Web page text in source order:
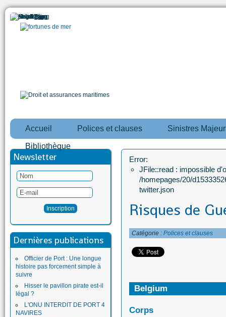
Accueil Polices et clauses Sinistres
Bibliothèque
Newsletter
Dernières publications
Officier de Port : Une longue
histoire pas forcement simple à
suivre
Hisser le pavillon pirate est-il
légal ?
L'ONU INTERDIT DE PORT 4
NAVIRES
Error:
JFile::read : impossible
/homepages/20/
twitter.json
Risques de
Catégorie : Polices et clauses
Belgium
Corps